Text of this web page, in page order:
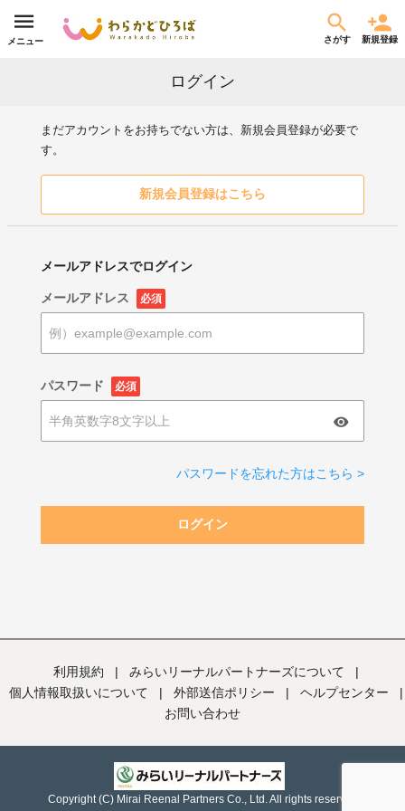
メニュー さがす 新規登録
ログイン
まだアカウントをお持ちでない方は、新規会員登録が必要で
す。
新規会員登録はこちら
メールアドレスでログイン
メールアドレス 必須
パスワード 必須
パスワードを忘れた方はこちら >
ログイン
利用規約 | みらいリーナルパートナーズについて
|
個人情報取扱いについて
| 外部送信ポリシー | ヘルプセンター
|
お問い合わせ
Copyright (C) Mirai Reenal Partners Co., Ltd. All rights reserved